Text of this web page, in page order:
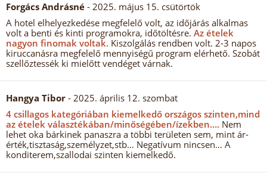
Forgács Andrásné - 2025. május 15. csütörtök
A hotel elhelyezkedése megfelelő volt, az időjárás alkalmas
volt a benti és kinti programokra, időtöltésre. Az ételek
nagyon finomak voltak. Kiszolgálás rendben volt. 2-3 napos
kiruccanásra megfelelő mennyiségű program elérhető. Szobát
szellőztessék ki mielőtt vendéget várnak.
Hangya Tibor - 2025. április 12. szombat
4 csillagos kategóriában kiemelkedő országos szinten,mind
az ételek választékában/minőségében/ízekben…. Nem
lehet oka bárkinek panaszra a többi területen sem, mint ár-
érték,tisztaság,személyzet,stb… Negatívum nincsen… A
konditerem,szallodai szinten kiemelkedő.